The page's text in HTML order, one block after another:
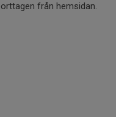
från hemsidan.